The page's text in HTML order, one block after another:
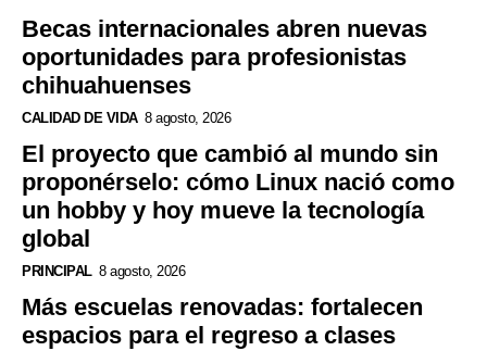
Becas internacionales abren nuevas
oportunidades para profesionistas
chihuahuenses
CALIDAD DE VIDA 8 agosto, 2026
El proyecto que cambió al mundo sin
proponérselo: cómo Linux nació como
un hobby y hoy mueve la tecnología
global
PRINCIPAL 8 agosto, 2026
Más escuelas renovadas: fortalecen
espacios para el regreso a clases